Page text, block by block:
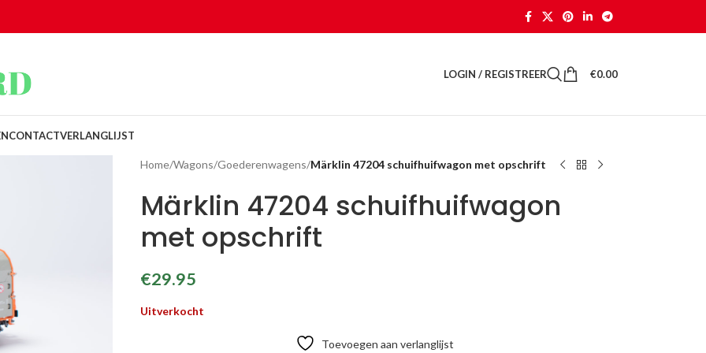
LOGIN / REGISTREER €0.00
CONTACTVERLANGLIJST
Home/Wagons/Goederenwagens/Märklin 47204 schuifhuifwagon met opschrift
Märklin 47204 schuifhuifwagon
met opschrift
€29.95
Uitverkocht
Toevoegen aan verlanglijst